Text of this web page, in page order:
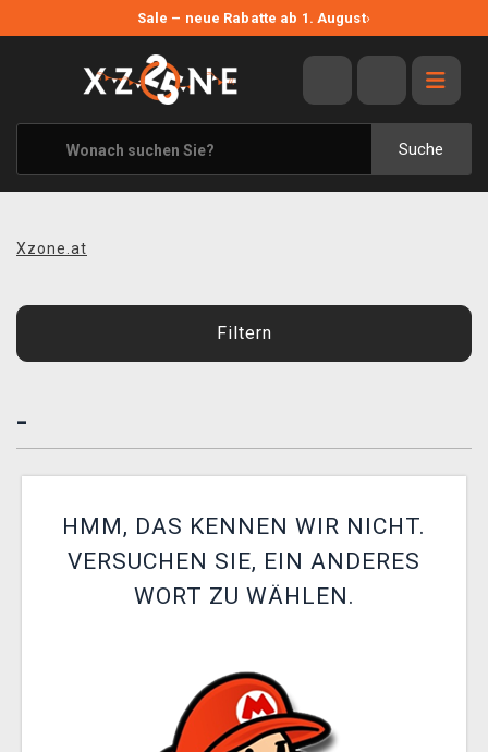
Sale – neue Rabatte ab 1. August›
Suche
ANGEBOTE
ALLE MARKEN
XZONE ORIGINALS
KLEIDUNG & ACCESSOIRES
BLOG
XZONE CLUB
Xzone.at
Filtern
-
HMM, DAS KENNEN WIR NICHT.
VERSUCHEN SIE, EIN ANDERES
WORT ZU WÄHLEN.